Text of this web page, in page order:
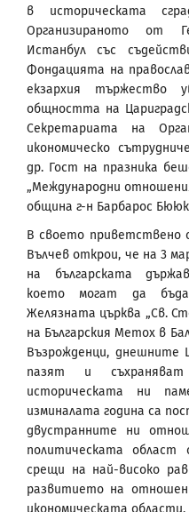
в историческата
Организираното от
Истанбул със
Фондацията на
екзархия тържество
общността на
Секретариата на
икономическо
др. Гост на празника
„Международни
община г-н Барбарос
В своето приветствено
Вълчев открои, че на 3
на българската
което могат да
Желязната църква „Св.
на Българския Метох в
Възрожденци, днешните
пазят и
историческата ни
изминалата година са
двустранните ни
политическата област
срещи на най-високо
развитието на
икономическата